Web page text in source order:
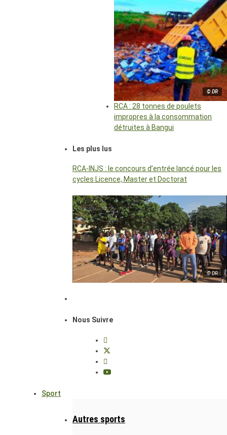
© DR
RCA : 28 tonnes de poulets
impropres à la consommation
détruites à Bangui
Les plus lus
RCA-INJS : le concours d’entrée lancé pour les
cycles Licence, Master et Doctorat
© DR
Nous Suivre
Sport
Autres sports